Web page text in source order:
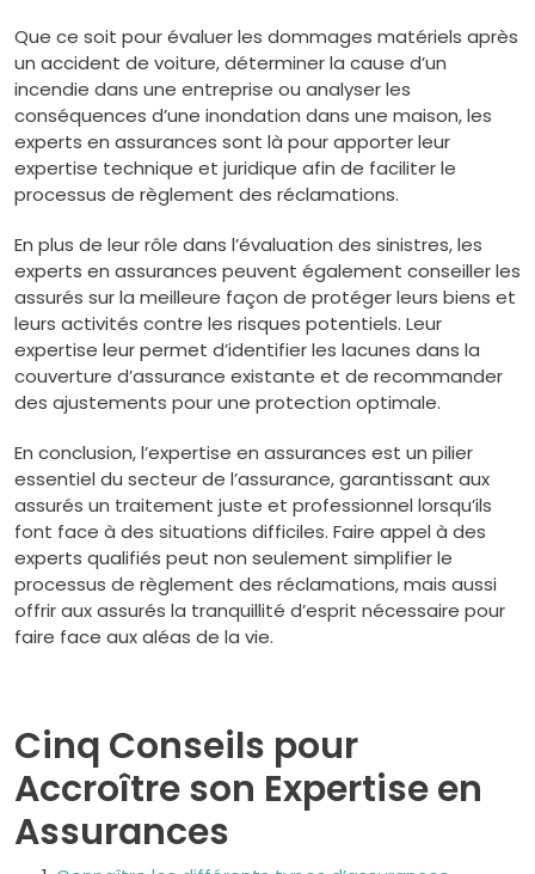
Que ce soit pour évaluer les dommages matériels après
un accident de voiture, déterminer la cause d’un
incendie dans une entreprise ou analyser les
conséquences d’une inondation dans une maison, les
experts en assurances sont là pour apporter leur
expertise technique et juridique afin de faciliter le
processus de règlement des réclamations.
En plus de leur rôle dans l’évaluation des sinistres, les
experts en assurances peuvent également conseiller les
assurés sur la meilleure façon de protéger leurs biens et
leurs activités contre les risques potentiels. Leur
expertise leur permet d’identifier les lacunes dans la
couverture d’assurance existante et de recommander
des ajustements pour une protection optimale.
En conclusion, l’expertise en assurances est un pilier
essentiel du secteur de l’assurance, garantissant aux
assurés un traitement juste et professionnel lorsqu’ils
font face à des situations difficiles. Faire appel à des
experts qualifiés peut non seulement simplifier le
processus de règlement des réclamations, mais aussi
offrir aux assurés la tranquillité d’esprit nécessaire pour
faire face aux aléas de la vie.
Cinq Conseils pour
Accroître son Expertise en
Assurances